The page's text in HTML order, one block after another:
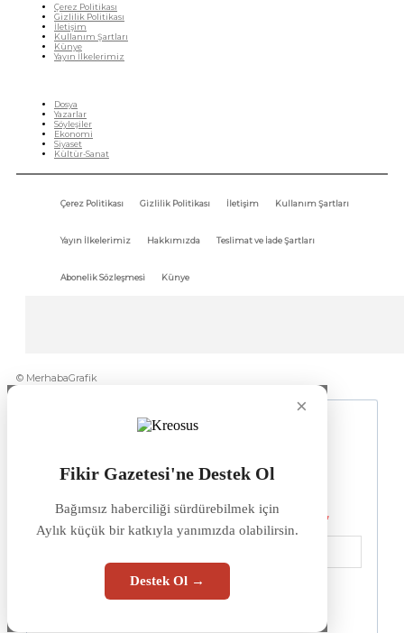
Çerez Politikası
Gizlilik Politikası
İletişim
Kullanım Şartları
Künye
Yayın İlkelerimiz
Dosya
Yazarlar
Söyleşiler
Ekonomi
Siyaset
Kültür-Sanat
Çerez Politikası Gizlilik Politikası İletişim Kullanım Şartları
Yayın İlkelerimiz Hakkımızda Teslimat ve İade Şartları
Abonelik Sözleşmesi Künye
© MerhabaGrafik
×
Fikir Gazetesi'ne Destek Ol
Bağımsız haberciliği sürdürebilmek için
Aylık küçük bir katkıyla yanımızda olabilirsin.
Destek Ol →